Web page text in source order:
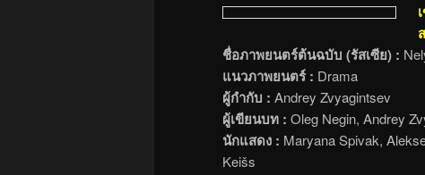
ชื่อภาพยนตร์ต้นฉบับ (รัสเซีย) :
แนวภาพยนตร์ : Drama
ผู้กำกับ : Andrey Zvyagintsev
ผู้เขียนบท : Oleg Negin, Andrey
นักแสดง : Maryana Spivak,
Keišs